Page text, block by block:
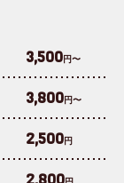
3,500円〜
3,800円〜
2,500円